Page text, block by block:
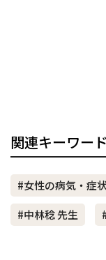
関連キーワード
#女性の病気・症
#中林稔 先生